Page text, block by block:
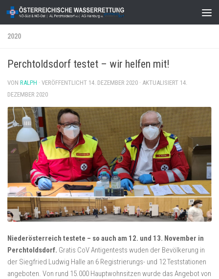
Zum Inhalt springen
2020
Perchtoldsdorf testet – wir helfen mit!
VON RALPH · VERÖFFENTLICHT 14. DEZEMBER 2020 · AKTUALISIERT 14.
DEZEMBER 2020
Niederösterreich testete – so auch am 12. und 13. November in
Perchtoldsdorf. Gratis CoV Antigentests wuden der Bevölkerung in
der Siegfried Ludwig Halle an 6 Registrierungs- und 12 Teststationen
angeboten. Von rund 15.000 Hauptwohnsitzen wurde das Angebot von